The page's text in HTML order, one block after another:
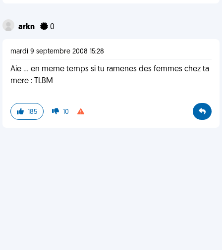
arkn 0
mardi 9 septembre 2008 15:28
Aie ... en meme temps si tu ramenes des femmes chez ta
mere : TLBM
185 10